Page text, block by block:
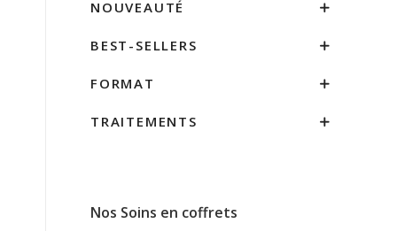
NOUVEAUTÉ
BEST-SELLERS
FORMAT
TRAITEMENTS
Nos Soins en coffrets